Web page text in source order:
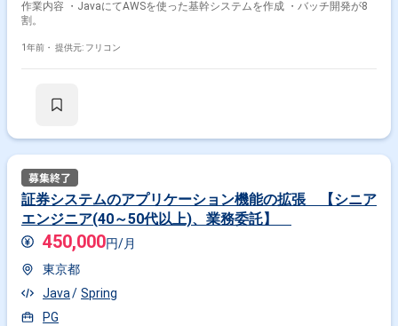
作業内容 ・JavaにてAWSを使った基幹システムを作成 ・バッチ開発が8
割。
1年前・ 提供元: フリコン
証券システムのアプリケーション機能の拡張 【シニア
エンジニア(40～50代以上)、業務委託】
450,000円/月
東京都
Java
Spring
PG